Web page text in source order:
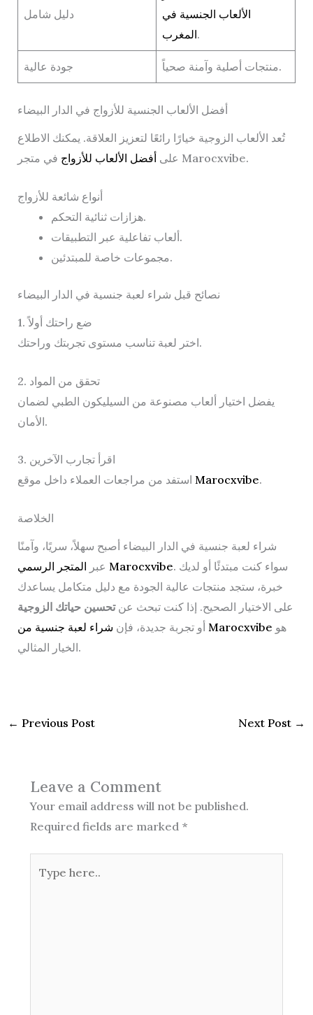
دليل شامل
الألعاب الجنسية في
المغرب.
جودة عالية منتجات أصلية وآمنة صحياً.
أفضل الألعاب الجنسية للأزواج في الدار البيضاء
تُعد الألعاب الزوجية خيارًا رائعًا لتعزيز العلاقة. يمكنك الاطلاع
على أفضل الألعاب للأزواج في متجر Marocxvibe.
أنواع شائعة للأزواج
هزازات ثنائية التحكم.
ألعاب تفاعلية عبر التطبيقات.
مجموعات خاصة للمبتدئين.
نصائح قبل شراء لعبة جنسية في الدار البيضاء
1. ضع راحتك أولاً
اختر لعبة تناسب مستوى تجربتك وراحتك.
2. تحقق من المواد
يفضل اختيار ألعاب مصنوعة من السيليكون الطبي لضمان
الأمان.
3. اقرأ تجارب الآخرين
Marocxvibe.
الخلاصة
شراء لعبة جنسية في الدار البيضاء أصبح سهلاً، سريًا، وآمنًا
عبر المتجر الرسمي Marocxvibe. سواء كنت مبتدئًا أو لديك
خبرة، ستجد منتجات عالية الجودة مع دليل متكامل يساعدك
على الاختيار الصحيح. إذا كنت تبحث عنتحسين حياتك الزوجية
أو تجربة جديدة، فإن شراء لعبة جنسية من Marocxvibe
الخيار المثالي.
← Previous Post Next Post →
Leave a Comment
Your email address will not be published.
Required fields are marked *
here..